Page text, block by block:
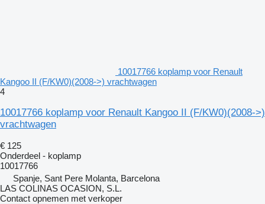
10017766 koplamp voor Renault
Kangoo II (F/KW0)(2008->) vrachtwagen
4
10017766 koplamp voor Renault Kangoo II (F/KW0)(2008->)
vrachtwagen
€ 125
Onderdeel - koplamp
10017766
Spanje, Sant Pere Molanta, Barcelona
LAS COLINAS OCASION, S.L.
Contact opnemen met verkoper